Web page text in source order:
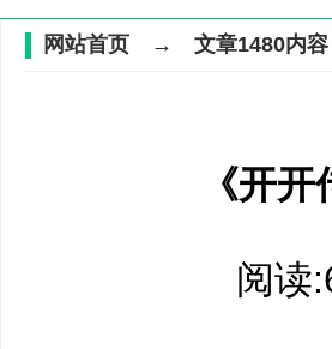
网站首页 → 文章1480内容
《开
阅